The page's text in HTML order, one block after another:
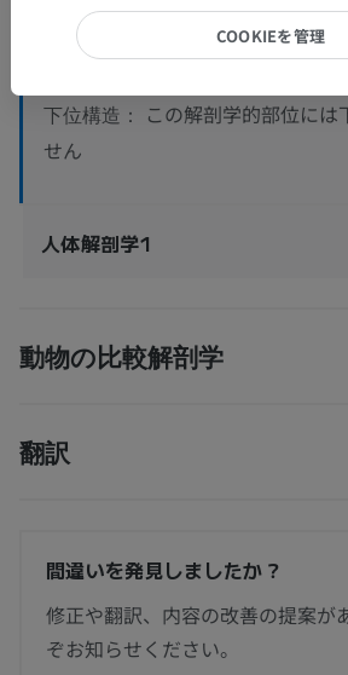
人体> 筋骨格系> 骨格系> 歯>
歯の隣接面
下位構造：
この解剖学的部位には
せん
人体解剖学1
動物の比較解剖学
翻訳
間違いを発見しましたか？
修正や翻訳、内容の改善の提案が
ぞお知らせください。
COOKIEを管理